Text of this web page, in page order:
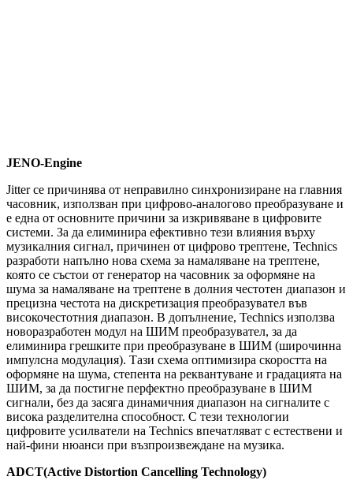
JENO-Engine
Jitter се причинява от неправилно синхронизиране на главния
часовник, използван при цифрово-аналогово преобразуване и
е една от основните причини за изкривяване в цифровите
системи. За да елиминира ефективно тези влияния върху
музикалния сигнал, причинен от цифрово трептене, Technics
разработи напълно нова схема за намаляване на трептене,
която се състои от генератор на часовник за оформяне на
шума за намаляване на трептене в долния честотен диапазон и
прецизна честота на дискретизация преобразувател във
високочестотния диапазон. В допълнение, Technics използва
новоразработен модул на ШИМ преобразувател, за да
елиминира грешките при преобразуване в ШИМ (широчинна
импулсна модулация). Тази схема оптимизира скоростта на
оформяне на шума, степента на реквантуване и градацията на
ШИМ, за да постигне перфектно преобразуване в ШИМ
сигнали, без да засяга динамичния диапазон на сигналите с
висока разделителна способност. С тези технологии
цифровите усилватели на Technics впечатляват с естествени и
най-фини нюанси при възпроизвеждане на музика.
ADCT(Active Distortion Cancelling Technology)